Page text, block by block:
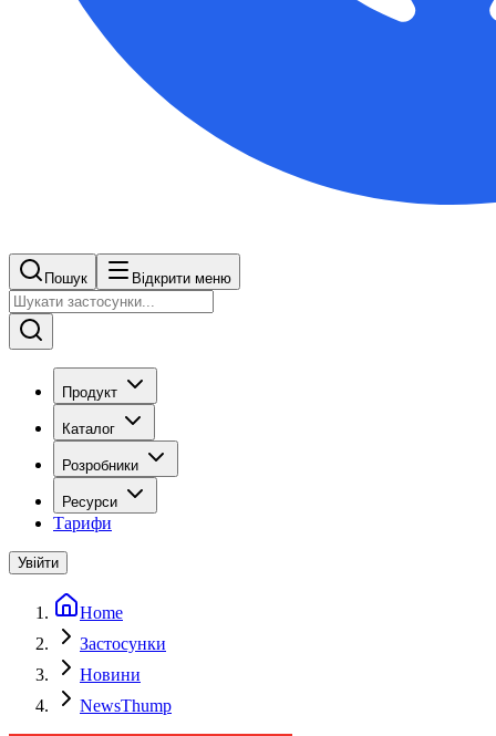
Пошук Відкрити меню
Продукт
Каталог
Розробники
Ресурси
Тарифи
Увійти
Home
Застосунки
Новини
NewsThump